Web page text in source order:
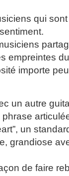
qui
empreintes
importe
un autre
un
grandiose
de faire